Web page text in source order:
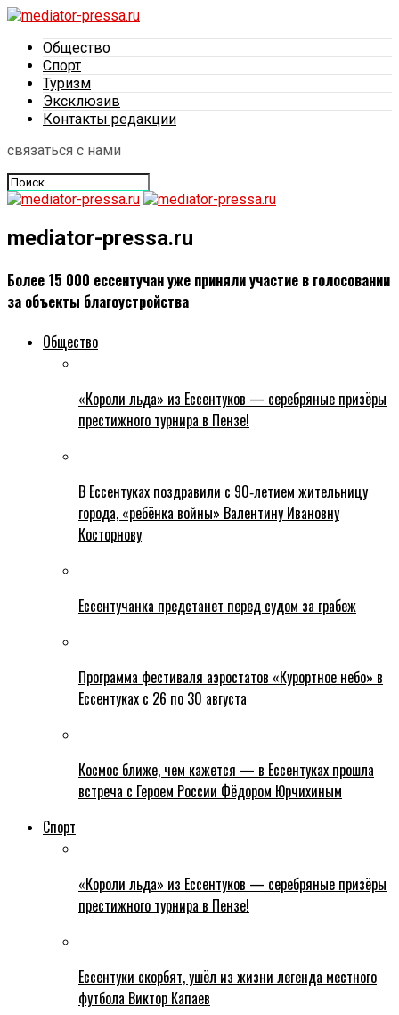
Общество
Спорт
Туризм
Эксклюзив
Контакты редакции
связаться с нами
mediator-pressa.ru
Более 15 000 ессентучан уже приняли участие в голосовании
за объекты благоустройства
Общество
«Короли льда» из Ессентуков — серебряные призёры
престижного турнира в Пензе!
В Ессентуках поздравили с 90‑летием жительницу
города, «ребёнка войны» Валентину Ивановну
Косторнову
Ессентучанка предстанет перед судом за грабеж
Программа фестиваля аэростатов «Курортное небо» в
Ессентуках с 26 по 30 августа
Космос ближе, чем кажется — в Ессентуках прошла
встреча с Героем России Фёдором Юрчихиным
Спорт
«Короли льда» из Ессентуков — серебряные призёры
престижного турнира в Пензе!
Ессентуки скорбят, ушёл из жизни легенда местного
футбола Виктор Капаев